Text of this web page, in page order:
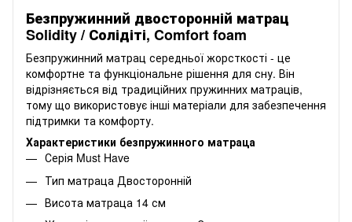
Безпружинний двосторонній матрац
Solidity / Солідіті, Comfort foam
Безпружинний матрац середньої жорсткості - це
комфортне та функціональне рішення для сну. Він
відрізняється від традиційних пружинних матраців,
тому що використовує інші матеріали для забезпечення
підтримки та комфорту.
Характеристики безпружинного матраца
Серія Must Have
Тип матраца Двосторонній
Висота матраца 14 см